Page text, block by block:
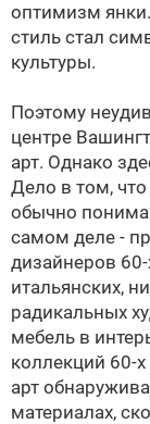
оптимизм
стиль стал
культуры.
Поэтому
центре
арт. Однако
Дело в том, что
обычно
самом деле -
дизайнеров
итальянских,
радикальных
мебель в
коллекций 60-
арт
материалах,